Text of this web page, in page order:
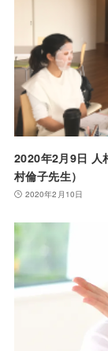
2020年2月9日 人
村倫子先生）
2020年2月10日